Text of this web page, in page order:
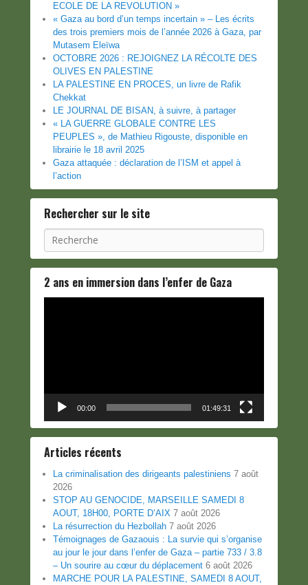
ECOLE DE LA REVOLUTION »
« Gaza au bord d’un temps incertain » – Les écrits
des trois premiers mois de l’année 2026 à Gaza, par
Mutasem Eleïwa
OCTOBRE 2026 : REJOIGNEZ LA RÉCOLTE DES
OLIVES EN PALESTINE
LA PALESTINE EN PROCES, un livre de Rafik
Chekkat
LE JOURNAL DE BISAN, à suivre, à partager
« LA GUERRE GLOBALE CONTRE LES
PEUPLES », de Mathieu Rigouste, disponible en
librairie le 18 avril 2025
Gaza attaquée : déclaration de l’ISM et appel à
l’action
Rechercher sur le site
Recherche
2 ans en immersion dans l’enfer de Gaza
00:00 01:49:31
Articles récents
La criminalisation des dirigeants palestiniens 7 août
2026
STOP AU GENOCIDE, MARSEILLE SAMEDI 8
AOUT, 18H00, PORTE D’AIX 7 août 2026
La résurrection du Hezbollah 7 août 2026
Témoignages de Gazaouis : La survie qui s’organise
au jour le jour dans l’enfer de Gaza – partie 733 / 3.8
– Un sourire au cœur du déplacement 6 août 2026
MARCHE POUR LA PALESTINE, SAMEDI 8 AOUT,